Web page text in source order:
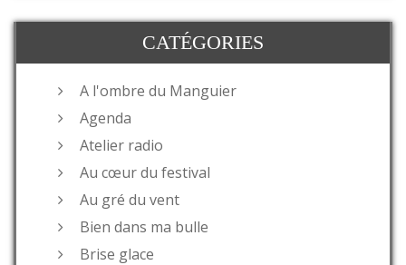
CATÉGORIES
A l'ombre du Manguier
Agenda
Atelier radio
Au cœur du festival
Au gré du vent
Bien dans ma bulle
Brise glace